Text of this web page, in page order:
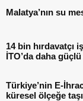
Malatya’nın su
14 bin hırdavatçı
İTO’da daha güçlü
Türkiye’nin E-
küresel ölçeğe